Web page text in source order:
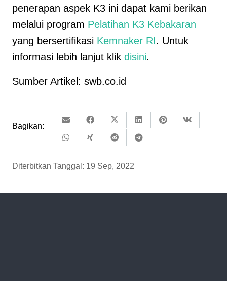
penerapan aspek K3 ini dapat kami berikan
melalui program Pelatihan K3 Kebakaran
yang bersertifikasi Kemnaker RI. Untuk
informasi lebih lanjut klik disini.
Sumber Artikel: swb.co.id
Bagikan:
Diterbitkan Tanggal: 19 Sep, 2022